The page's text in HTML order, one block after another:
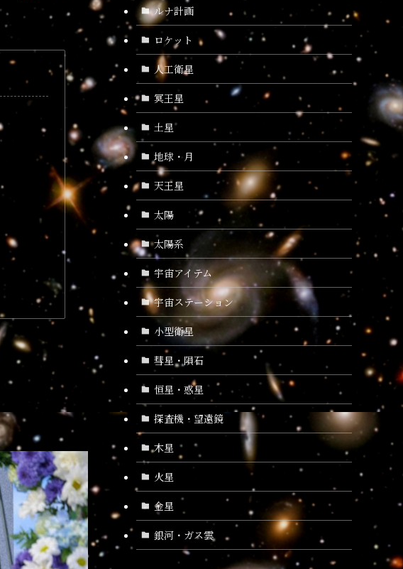
ルナ計画
ロケット
人工衛星
冥王星
土星
地球・月
天王星
太陽
太陽系
宇宙アイテム
宇宙ステーション
小型衛星
彗星・隕石
恒星・惑星
探査機・望遠鏡
木星
火星
金星
銀河・ガス雲